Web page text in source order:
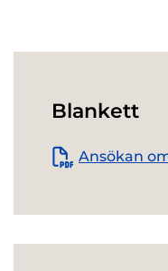
Blankett
Ansökan